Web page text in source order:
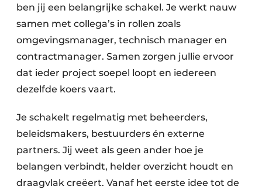
ben jij een belangrijke schakel. Je werkt nauw
samen met collega’s in rollen zoals
omgevingsmanager, technisch manager en
contractmanager. Samen zorgen jullie ervoor
dat ieder project soepel loopt en iedereen
dezelfde koers vaart.
Je schakelt regelmatig met beheerders,
beleidsmakers, bestuurders én externe
partners. Jij weet als geen ander hoe je
belangen verbindt, helder overzicht houdt en
draagvlak creëert. Vanaf het eerste idee tot de